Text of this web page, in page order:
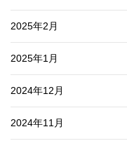
2025年2月
2025年1月
2024年12月
2024年11月